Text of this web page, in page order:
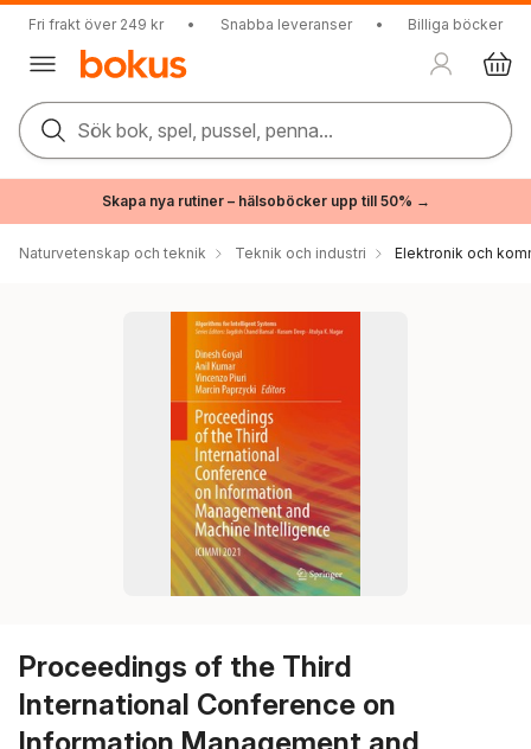
Fri frakt över 249 kr • Snabba leveranser • Billiga böcker
Sök bok, spel, pussel, penna...
Skapa nya rutiner – hälsoböcker upp till 50% →
Naturvetenskap och teknik Teknik och industri Elektronik och
Proceedings of the Third
International Conference on